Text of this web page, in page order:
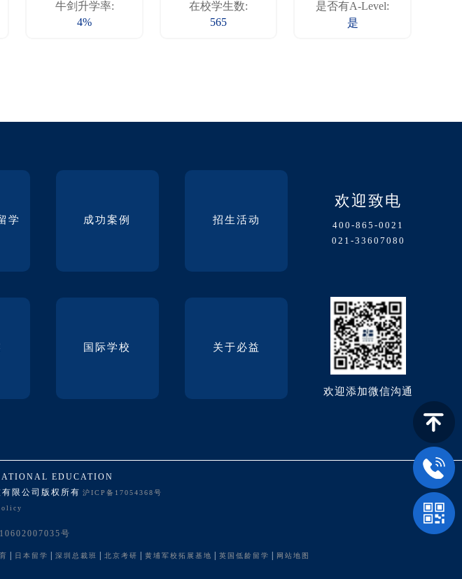
牛剑升学率:
4%
在校学生数:
565
是否有A-Level:
是
学 成功案例 招生活动
国际学校 关于必益
欢迎致电
400-865-0021
021-33607080
欢迎添加微信沟通
EDUCATION
限公司版权所有 沪ICP备17054368号
号
日本留学 深圳总裁班 北京考研 黄埔军校拓展基地 英国低龄留学 网站地图